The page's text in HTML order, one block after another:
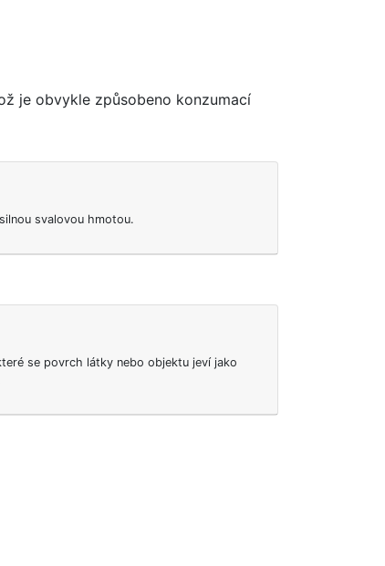
je obvykle způsobeno konzumací
svalovou hmotou.
se povrch látky nebo objektu jeví jako